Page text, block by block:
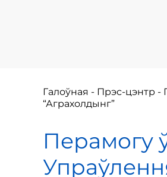
Галоўная - Прэс-цэнтр -
“Аграхолдынг”
Перамогу